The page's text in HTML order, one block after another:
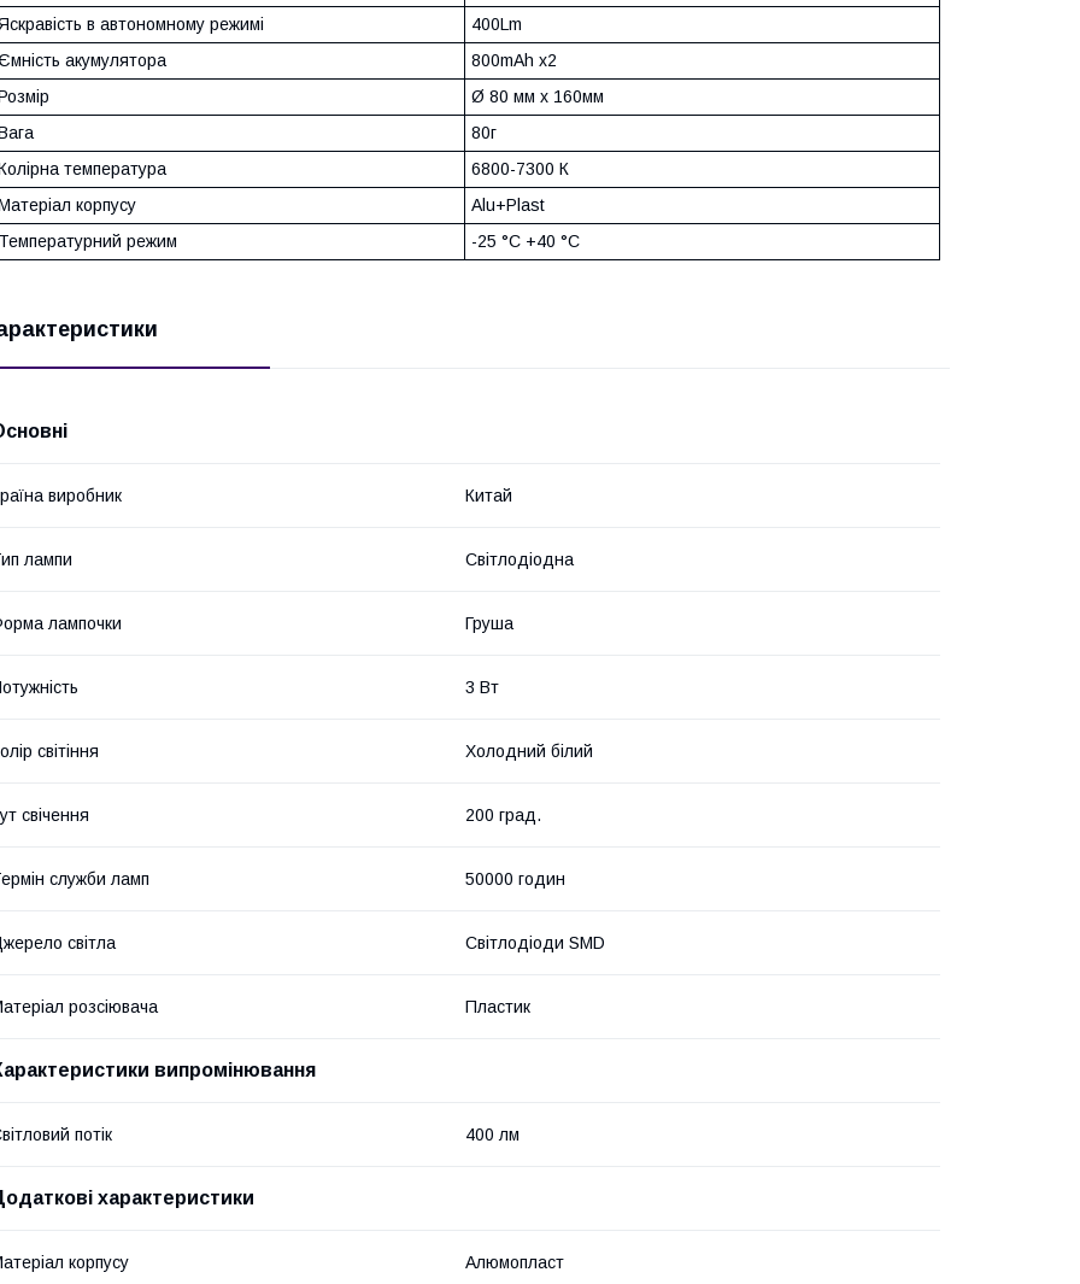
в автономному режимі
400Lm
Ємність акумулятора
800mAh х2
Ø 80 мм х 160мм
80г
температура
6800-7300 К
корпусу
Alu+Plast
Температурний режим
-25 °C +40 °C
виробник Китай
лампи Світлодіодна
лампочки Груша
3 Вт
світіння Холодний білий
свічення 200 град.
служби ламп 50000 годин
світла Світлодіоди SMD
розсіювача Пластик
випромінювання
потік 400 лм
характеристики
корпусу Алюмопласт